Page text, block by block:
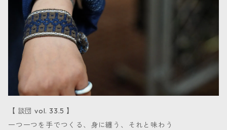
【 談団 vol. 33.5 】
一つ一つを手でつくる、身に纏う、それと味わう